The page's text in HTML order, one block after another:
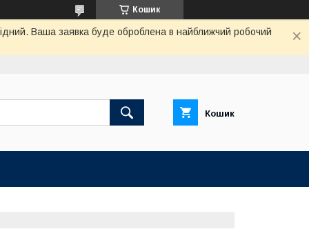
Кошик
Ваша заявка буде оброблена в найближчий робочий
Кошик